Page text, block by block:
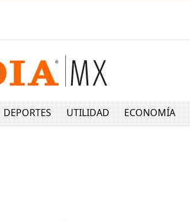
DEPORTES UTILIDAD ECONOMÍA